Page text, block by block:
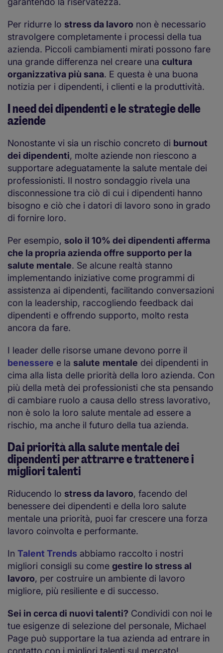
Per ridurre lo stress da lavoro non è necessario
stravolgere completamente i processi della tua
azienda. Piccoli cambiamenti mirati possono fare
una grande differenza nel creare una cultura
organizzativa più sana. E questa è una buona
notizia per i dipendenti, i clienti e la produttività.
I need dei dipendenti e le strategie delle
aziende
Nonostante vi sia un rischio concreto di burnout
dei dipendenti, molte aziende non riescono a
supportare adeguatamente la salute mentale dei
professionisti. Il nostro sondaggio rivela una
disconnessione tra ciò di cui i dipendenti hanno
bisogno e ciò che i datori di lavoro sono in grado
di fornire loro.
Per esempio, solo il 10% dei dipendenti afferma
che la propria azienda offre supporto per la
salute mentale. Se alcune realtà stanno
implementando iniziative come programmi di
assistenza ai dipendenti, facilitando conversazioni
con la leadership, raccogliendo feedback dai
dipendenti e offrendo supporto, molto resta
ancora da fare.
I leader delle risorse umane devono porre il
benessere e la salute mentale dei dipendenti in
cima alla lista delle priorità della loro azienda. Con
più della metà dei professionisti che sta pensando
di cambiare ruolo a causa dello stress lavorativo,
non è solo la loro salute mentale ad essere a
rischio, ma anche il futuro della tua azienda.
Dai priorità alla salute mentale dei
dipendenti per attrarre e trattenere i
migliori talenti
Riducendo lo stress da lavoro, facendo del
benessere dei dipendenti e della loro salute
mentale una priorità, puoi far crescere una forza
lavoro coinvolta e performante.
In Talent Trends abbiamo raccolto i nostri
migliori consigli su come gestire lo stress al
lavoro, per costruire un ambiente di lavoro
migliore, più resiliente e di successo.
Sei in cerca di nuovi talenti? Condividi con noi le
tue esigenze di selezione del personale, Michael
Page può supportare la tua azienda ad entrare in
contatto con i migliori talenti sul mercato!